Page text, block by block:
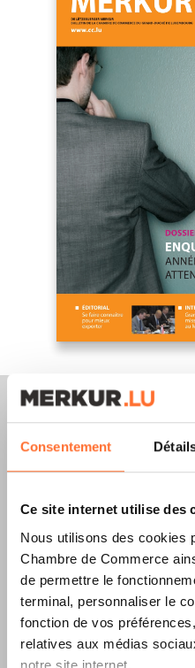
Consentement
Ce site internet utilise des
Nous utilisons des cookies
Chambre de Commerce
de permettre le
terminal, personnaliser le
fonction de vos
relatives aux médias
notre site internet.
Merkur